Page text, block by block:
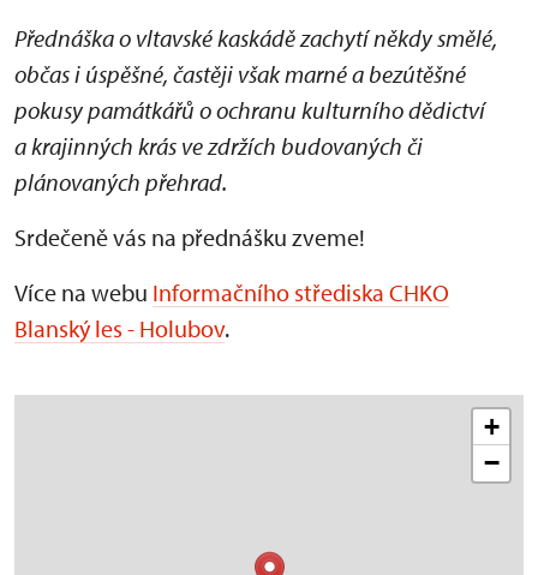
Přednáška o vltavské kaskádě zachytí někdy smělé,
občas i úspěšné, častěji však marné a bezútěšné
pokusy památkářů o ochranu kulturního dědictví
a krajinných krás ve zdržích budovaných či
plánovaných přehrad.
Srdečeně vás na přednášku zveme!
Více na webu Informačního střediska CHKO
Blanský les - Holubov.
+
−